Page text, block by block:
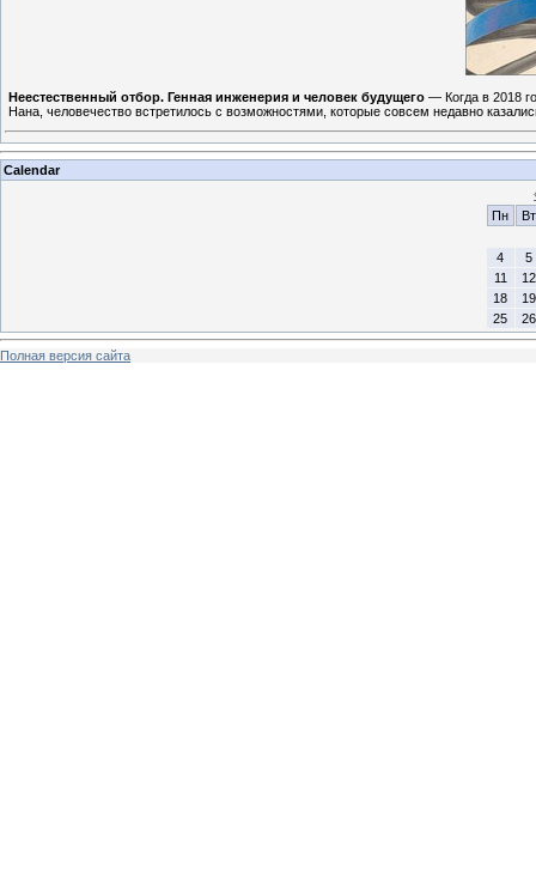
Неестественный отбор. Генная инженерия и человек будущего — Когда в 2018
Нана, человечество встретилось с возможностями, которые совсем недавно
Calendar
Пн
Вт
4
5
11
12
18
19
25
26
Полная версия сайта